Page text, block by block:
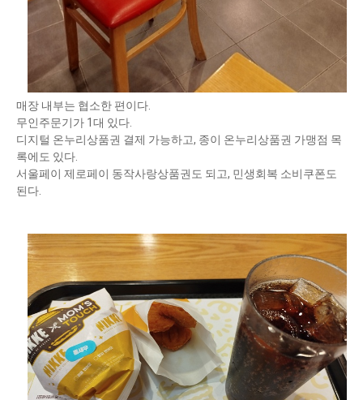
매장 내부는 협소한 편이다.
무인주문기가 1대 있다.
디지털 온누리상품권 결제 가능하고, 종이 온누리상품권 가맹점 목
록에도 있다.
서울페이 제로페이 동작사랑상품권도 되고, 민생회복 소비쿠폰도
된다.